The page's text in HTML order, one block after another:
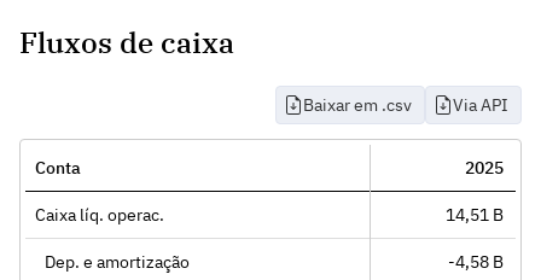
Fluxos de caixa
Baixar em .csv Via API
Conta 2025
Caixa líq. operac. 14,51 B
Dep. e amortização -4,58 B